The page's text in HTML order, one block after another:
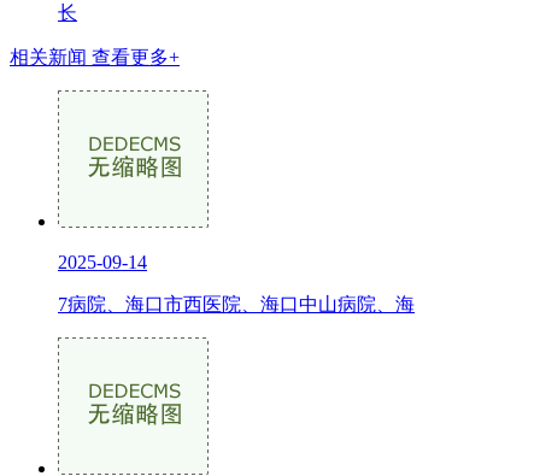
长
相关新闻 查看更多+
2025-09-14
7病院、海口市西医院、海口中山病院、海